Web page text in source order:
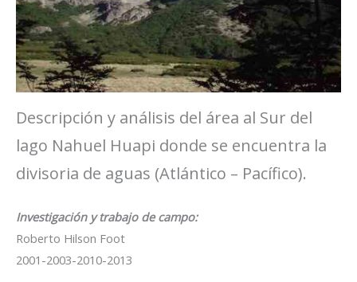
Descripción y análisis del área al Sur del
lago Nahuel Huapi donde se encuentra la
divisoria de aguas (Atlántico – Pacífico).
Investigación y trabajo de campo:
Roberto Hilson Foot
2001-2003-2010-2013